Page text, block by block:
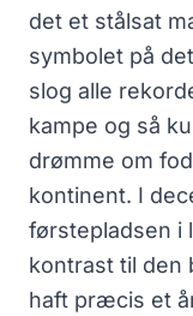
det et stålsat
symbolet på
slog alle
kampe og så
drømme om
kontinent. I
førstepladsen i
kontrast til den
haft præcis et